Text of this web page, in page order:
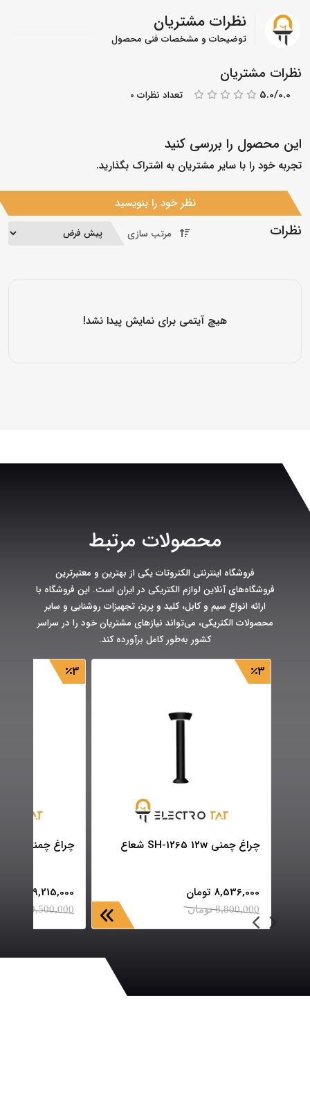
نظرات مشتریان
توضیحات و مشخصات فنی محصول
نظرات مشتریان
5.0/0.0 تعداد نظرات 0
این محصول را بررسی کنید
تجربه خود را با سایر مشتریان به اشتراک بگذارید.
نظر خود را بنویسید
نظرات مرتب سازی
هیچ آیتمی برای نمایش پیدا نشد!
محصولات مرتبط
فروشگاه اینترنتی الکتروتات یکی از بهترین و معتبرترین
فروشگاه‌های آنلاین لوازم الکتریکی در ایران است. این فروشگاه با
ارائه انواع سیم و کابل، کلید و پریز، تجهیزات روشنایی و سایر
محصولات الکتریکی، می‌تواند نیازهای مشتریان خود را در سراسر
کشور به‌طور کامل برآورده کند.
3
چراغ چمنی SH-1265 12w شعاع
8,536,000 تومان
8,800,000 تومان
3
چراغ چمنی SH-1268 12w شعاع
9,215,000
9,500,000